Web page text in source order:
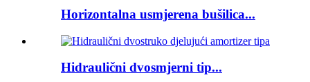
Horizontalna usmjerena bušilica...
Hidraulični dvosmjerni tip...